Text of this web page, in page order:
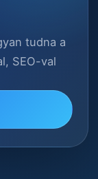
tudna a
SEO-val